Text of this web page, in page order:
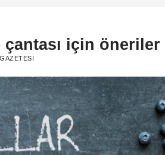
için öneriler